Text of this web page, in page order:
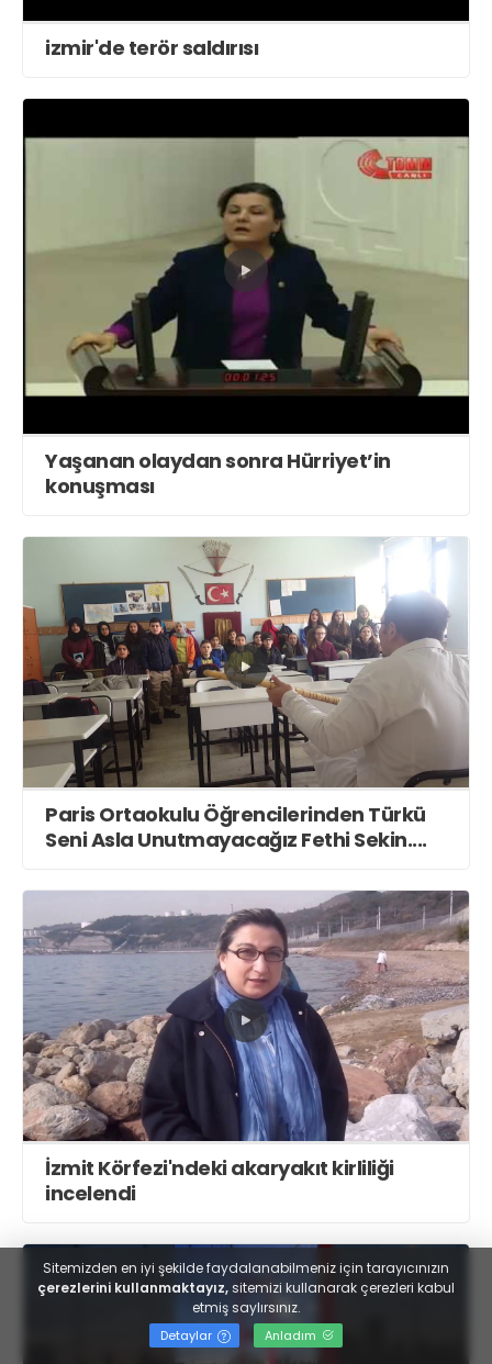
izmir'de terör saldırısı
Yaşanan olaydan sonra Hürriyet’in
konuşması
Paris Ortaokulu Öğrencilerinden Türkü
Seni Asla Unutmayacağız Fethi Sekin....
İzmit Körfezi'ndeki akaryakıt kirliliği
incelendi
Sitemizden en iyi şekilde faydalanabilmeniz için tarayıcınızın
çerezlerini kullanmaktayız,sitemizi kullanarak çerezleri kabul
etmiş saylırsınız.
Detaylar Anladım